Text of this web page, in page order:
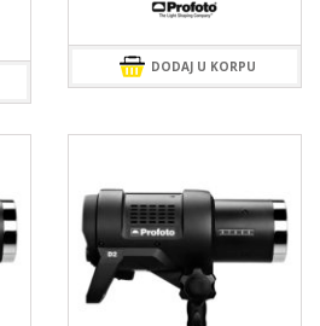
DODAJ U KORPU